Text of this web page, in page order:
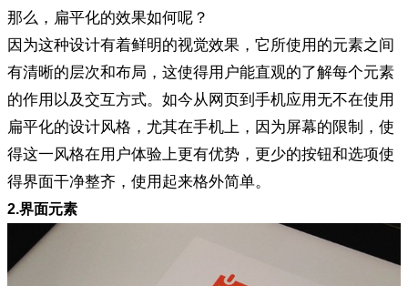
那么，扁平化的效果如何呢？
因为这种设计有着鲜明的视觉效果，它所使用的元素之间
有清晰的层次和布局，这使得用户能直观的了解每个元素
的作用以及交互方式。如今从网页到手机应用无不在使用
扁平化的设计风格，尤其在手机上，因为屏幕的限制，使
得这一风格在用户体验上更有优势，更少的按钮和选项使
得界面干净整齐，使用起来格外简单。
2.界面元素